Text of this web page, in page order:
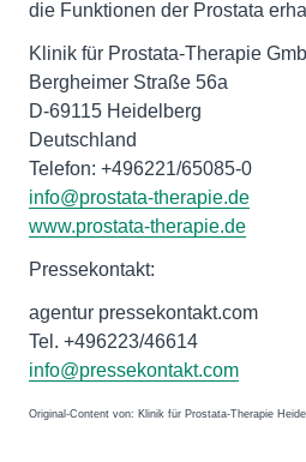
die Funktionen der Prostata
Klinik für Prostata-Therapie
Bergheimer Straße 56a
D-69115 Heidelberg
Deutschland
info@prostata-therapie.de
www.prostata-therapie.de
Pressekontakt:
agentur pressekontakt.com
Tel. +496223/46614
info@pressekontakt.com
Original-Content von: Klinik für Prostata-Therapie